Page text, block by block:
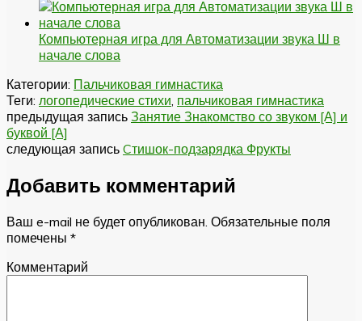
Компьютерная игра для Автоматизации звука Ш в
начале слова
Категории: Пальчиковая гимнастика
Теги: логопедические стихи, пальчиковая гимнастика
предыдущая запись Занятие Знакомство со звуком [А] и
буквой [А]
следующая запись Cтишок-подзарядка Фрукты
Добавить комментарий
Ваш e-mail не будет опубликован. Обязательные поля
помечены *
Комментарий